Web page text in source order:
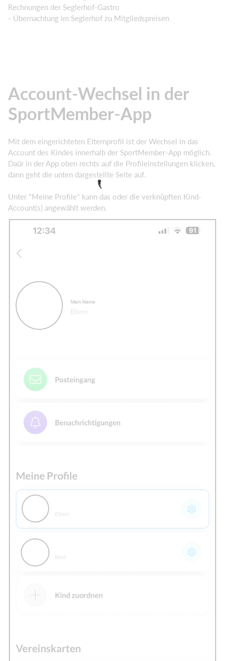
Rechnungen der Seglerhof-Gastro
- Übernachtung im Seglerhof zu Mitgliedspreisen
Account-Wechsel in der
SportMember-App
Mit dem eingerichteten Elternprofil ist der Wechsel in das
Account des Kindes innerhalb der SportMember-App möglich.
Daür in der App oben rechts auf die Profileinstellungen klicken,
dann geht die unten dargestellte Seite auf.
Unter "Meine Profile" kann das oder die verknüpften Kind-
Account(s) angewählt werden.